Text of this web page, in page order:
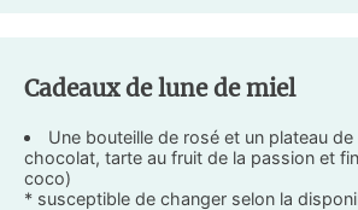
Cadeaux de lune de miel
Une bouteille de rosé et un plateau
chocolat, tarte au fruit de la passion et
coco)
* susceptible de changer selon la